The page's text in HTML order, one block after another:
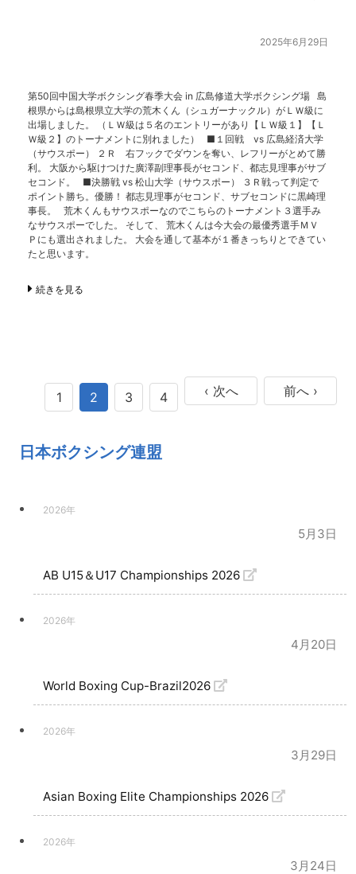
2025年6月29日
第50回中国大学ボクシング春季大会 in 広島修道大学ボクシング場 島
根県からは島根県立大学の荒木くん（シュガーナックル）がＬＷ級に
出場しました。 （ＬＷ級は５名のエントリーがあり【ＬＷ級１】【Ｌ
Ｗ級２】のトーナメントに別れました） ■１回戦 vs 広島経済大学
（サウスポー） ２Ｒ 右フックでダウンを奪い、レフリーがとめて勝
利。 大阪から駆けつけた廣澤副理事長がセコンド、都志見理事がサブ
セコンド。 ■決勝戦 vs 松山大学（サウスポー） ３Ｒ戦って判定で
ポイント勝ち。優勝！ 都志見理事がセコンド、サブセコンドに黒崎理
事長。 荒木くんもサウスポーなのでこちらのトーナメント３選手み
なサウスポーでした。 そして、 荒木くんは今大会の最優秀選手ＭＶ
Ｐにも選出されました。 大会を通して基本が１番きっちりとできてい
たと思います。
続きを見る
‹ 次へ 前へ ›
1 2 3 4
日本ボクシング連盟
2026年
5月3日
AB U15＆U17 Championships 2026
2026年
4月20日
World Boxing Cup-Brazil2026
2026年
3月29日
Asian Boxing Elite Championships 2026
2026年
3月24日